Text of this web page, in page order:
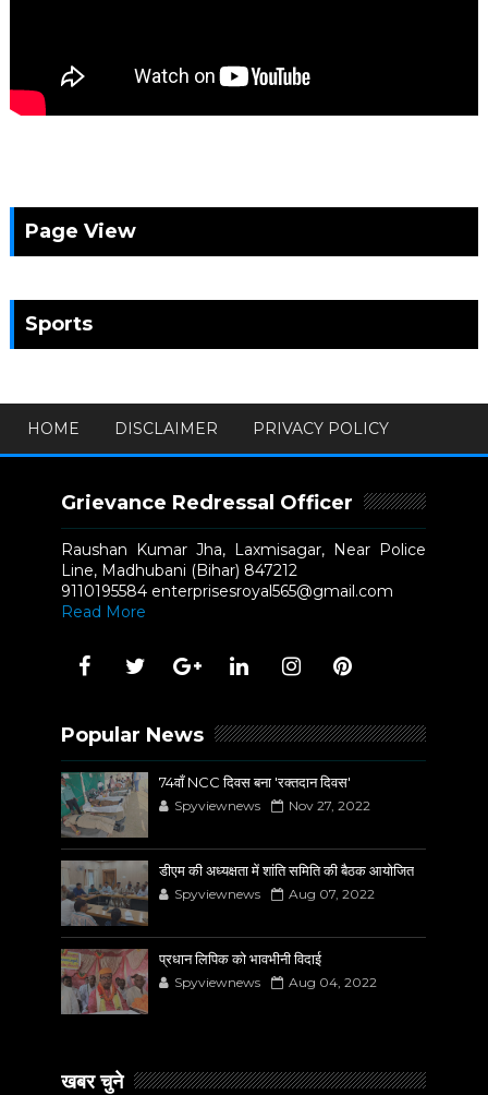
Page View
Sports
HOME DISCLAIMER PRIVACY POLICY
Grievance Redressal Officer
Raushan Kumar Jha, Laxmisagar, Near Police
Line, Madhubani (Bihar) 847212
9110195584 enterprisesroyal565@gmail.com
Read More
Popular News
74वाँ NCC दिवस बना 'रक्तदान दिवस'
Spyviewnews Nov 27, 2022
डीएम की अध्यक्षता में शांति समिति की बैठक आयोजित
Spyviewnews Aug 07, 2022
प्रधान लिपिक को भावभीनी विदाई
Spyviewnews Aug 04, 2022
खबर चुने